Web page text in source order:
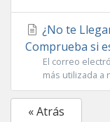
¿No te
Comprueba si
El correo
más utilizada a
« Atrás